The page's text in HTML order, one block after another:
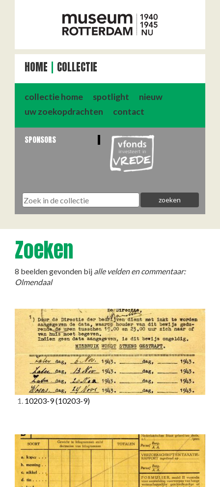
HOME COLLECTIE
collectie home spotlight
nieuw
uw zoekopdrachten
contact
SPONSORS
Zoeken
8 beelden gevonden bij alle velden en commentaar:
Olmendaal
1. 10203-9(10203-9)